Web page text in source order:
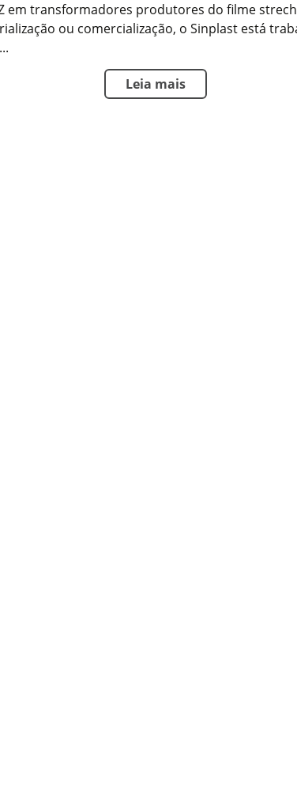
em transformadores produtores do filme
ou comercialização, o Sinplast está
Leia mais